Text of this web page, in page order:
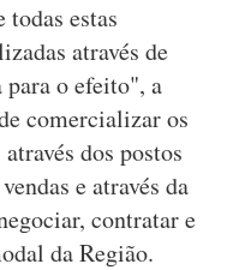
estas
através de
para o efeito", a
comercializar os
dos postos
e através da
contratar e
da Região.